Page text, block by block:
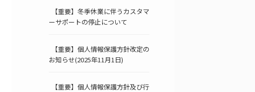
【重要】冬季休業に伴うカスタマ
ーサポートの停止について
【重要】個人情報保護方針改定の
お知らせ(2025年11月1日)
【重要】個人情報保護方針及び行